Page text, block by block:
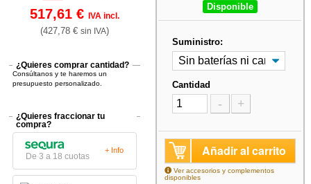
517,61 €IVA incl.
(427,78 €sin IVA)
¿Quieres comprar cantidad?
Consúltanos y te haremos un
presupuesto personalizado.
¿Quieres fraccionar tu
compra?
De 3 a 18 cuotas
+ Info
Disponible
Suministro:
Cantidad
- +
Añadir al carrito
Ver accesorios y complementos
disponibles